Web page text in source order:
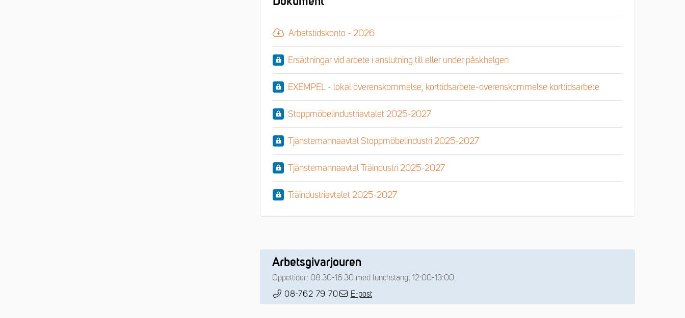
Arbetstidskonto - 2026
Ersättningar vid arbete i anslutning till eller under påskhelgen
EXEMPEL - lokal överenskommelse, korttidsarbete-overenskommelse korttidsarbete
Stoppmöbelindustriavtalet 2025-2027
Tjänstemannaavtal Stoppmöbelindustri 2025-2027
Tjänstemannaavtal Träindustri 2025-2027
Träindustriavtalet 2025-2027
Arbetsgivarjouren
Öppettider: 08.30-16.30 med lunchstängt 12:00-13:00.
08-762 79 70
E-post